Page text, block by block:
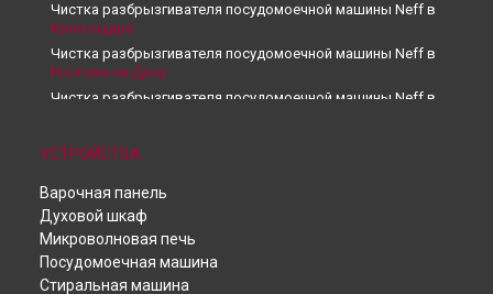
Чистка разбрызгивателя посудомоечной машины Neff в
Краснодаре
Чистка разбрызгивателя посудомоечной машины Neff в
Ростове-на-Дону
Чистка разбрызгивателя посудомоечной машины Neff в
Чистка разбрызгивателя посудомоечной машины Neff в
Новосибирске
Чистка разбрызгивателя посудомоечной машины Neff в
Челябинске
Чистка разбрызгивателя посудомоечной машины Neff в
Екатеринбурге
Чистка разбрызгивателя посудомоечной машины Neff в
УСТРОЙСТВА
Варочная панель
Духовой шкаф
Микроволновая печь
Посудомоечная машина
Стиральная машина